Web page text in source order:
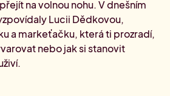
marketing
na školení
roku vzdělávání.
marketingu
marketingové manažer(k)y
pokročiléAkademie
na volnou nohu. V dnešním
Lucii Dědkovou,
a markeťačku, která ti prozradí,
nebo jak si stanovit